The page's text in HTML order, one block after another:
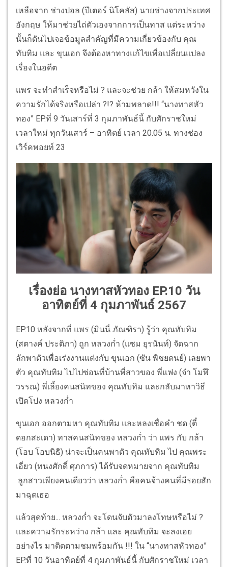
เหลือจาก ช่างปอล (ปีเตอร์ นิโคลัส) นายช่างจากประเทศ
อังกฤษ ให้มาช่วยไถ่ตัวเองจากการเป็นทาส แต่ระหว่าง
นั้นก็ดันไปเจอข้อมูลสำคัญที่มีความเกี่ยวข้องกับ คุณ
ทับทิม และ ขุนเอก จึงต้องหาทางแก้ไขเพื่อเปลี่ยนแปลง
เรื่องในอดีต
แพร จะทำสำเร็จหรือไม่ ? และจะช่วย กล้า ให้สมหวังใน
ความรักได้จริงหรือเปล่า ?!? ห้ามพลาด!!! “นางทาสหัว
ทอง” EP.ที่ 9 วันเสาร์ที่ 3 กุมภาพันธ์นี้ กับศักราชใหม่
เวลาใหม่ ทุกวันเสาร์ – อาทิตย์ เวลา 20.05 น. ทางช่อง
เวิร์คพอยท์ 23
เรื่องย่อ นางทาสหัวทอง EP.10 วัน
อาทิตย์ที่ 4 กุมภาพันธ์ 2567
EP.10 หลังจากที่ แพร (มินนี่ ภัณฑิรา) รู้ว่า คุณทับทิม
(สตางค์ ประติภา) ถูก หลวงก่ำ (แซม ยุรนันท์) จัดฉาก
ลักพาตัวเพื่อเร่งงานแต่งกับ ขุนเอก (ซัน พิชยดนย์) เลยพา
ตัว คุณทับทิม ไปไปซ่อนที่บ้านพี่สาวของ พี่แฟง (จ๋า โมฬี
วรรณ) พี่เลี้ยงคนสนิทของ คุณทับทิม และกลับมาหาวิธี
เปิดโปง หลวงก่ำ
ขุนเอก ออกตามหา คุณทับทิม และหลงเชื่อคำ ชด (ตี๋
ดอกสะเดา) ทาสคนสนิทของ หลวงก่ำ ว่า แพร กับ กล้า
(โอบ โอบนิธิ) น่าจะเป็นคนพาตัว คุณทับทิม ไป คุณพระ
เอี่ยว (ทนงศักดิ์ ศุภการ) ได้รับจดหมายจาก คุณทับทิม
ลูกสาวเพียงคนเดียวว่า หลวงก่ำ คือคนจ้างคนที่มีรอยสัก
มาฉุดเธอ
แล้วสุดท้าย... หลวงก่ำ จะโดนจับตัวมาลงโทษหรือไม่ ?
และความรักระหว่าง กล้า และ คุณทับทิม จะลงเอย
อย่างไร มาติดตามชมพร้อมกัน !!! ใน “นางทาสหัวทอง”
EP.ที่ 10 วันอาทิตย์ที่ 4 กุมภาพันธ์นี้ กับศักราชใหม่ เวลา